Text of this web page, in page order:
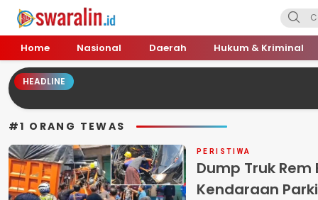
Swara Lin
Independent, Tajam & Profesional
Home Nasional Daerah Hukum & Kriminal
HEADLINE
#1 ORANG TEWAS
PERISTIWA
Dump Truk
Kendaraan